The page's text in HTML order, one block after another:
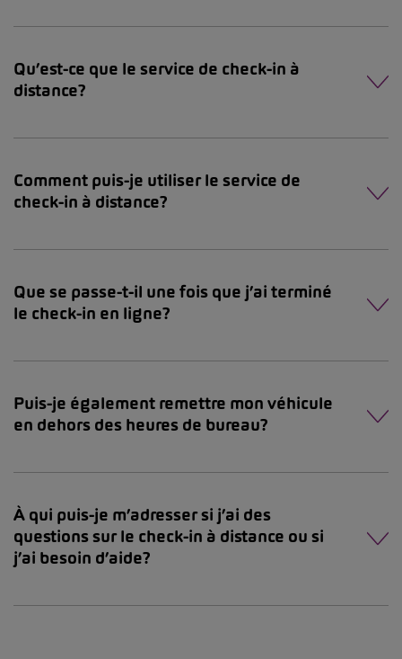
Qu’est-ce que le service de check-in à
distance?
Comment puis-je utiliser le service de
check-in à distance?
Que se passe-t-il une fois que j’ai terminé
le check-in en ligne?
Puis-je également remettre mon véhicule
en dehors des heures de bureau?
À qui puis-je m’adresser si j’ai des
questions sur le check-in à distance ou si
j’ai besoin d’aide?